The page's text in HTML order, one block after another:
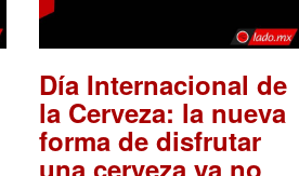
Día Internacional de
la Cerveza: la nueva
forma de disfrutar
una cerveza ya no